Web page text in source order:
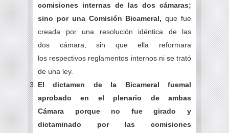
comisiones internas de las dos cámaras;
sino por una Comisión Bicameral,que fue
creada por una resolución idéntica de las
dos cámara, sin que ella reformara
los respectivos reglamentos internos ni se trató
de una ley.
El dictamen de la Bicameral fuemal
aprobado en el plenario de ambas
Cámara porque no fue girado y
dictaminado por las comisiones